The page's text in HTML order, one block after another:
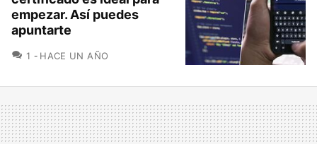
empezar. Así puedes
apuntarte
1 COMENTARIOS
HACE UN AÑO